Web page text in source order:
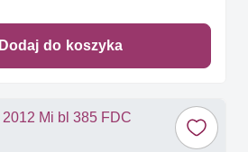
Dodaj do koszyka